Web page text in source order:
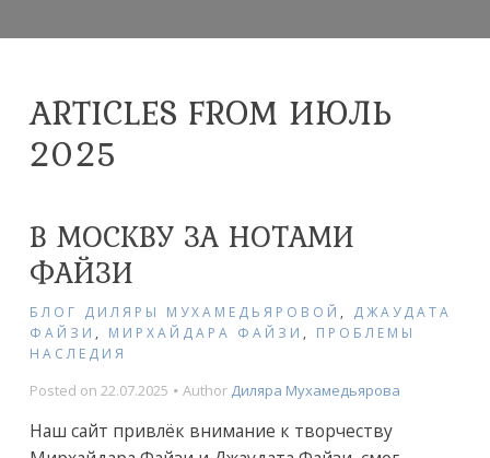
ARTICLES FROM ИЮЛЬ
2025
В МОСКВУ ЗА НОТАМИ
ФАЙЗИ
БЛОГ ДИЛЯРЫ МУХАМЕДЬЯРОВОЙ , ДЖАУДАТА
ФАЙЗИ , МИРХАЙДАРА ФАЙЗИ , ПРОБЛЕМЫ
НАСЛЕДИЯ
Posted on 22.07.2025 Author Диляра Мухамедьярова
Наш сайт привлёк внимание к творчеству